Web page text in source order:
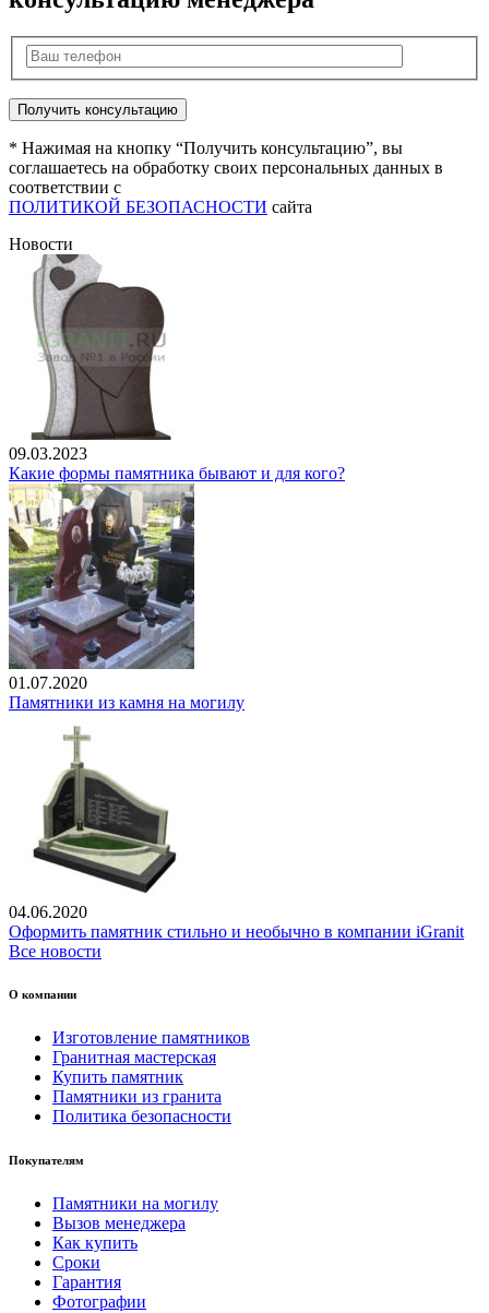
* Нажимая на кнопку “Получить консультацию”, вы
соглашаетесь на обработку своих персональных данных в
соответствии с
ПОЛИТИКОЙ БЕЗОПАСНОСТИ сайта
Новости
09.03.2023
Какие формы памятника бывают и для кого?
01.07.2020
Памятники из камня на могилу
04.06.2020
Оформить памятник стильно и необычно в компании iGranit
Все новости
О компании
Изготовление памятников
Гранитная мастерская
Купить памятник
Памятники из гранита
Политика безопасности
Покупателям
Памятники на могилу
Вызов менеджера
Как купить
Сроки
Гарантия
Фотографии